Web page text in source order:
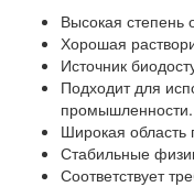
Высокая степень
Хорошая
Источник
Подходит для
промышленности.
Широкая
Стабильные
Соответствует